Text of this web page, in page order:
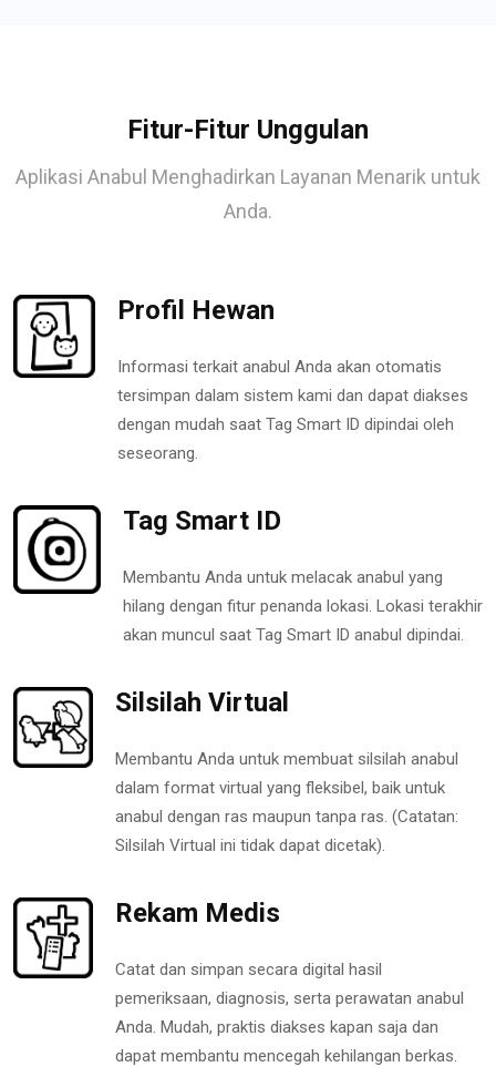
Fitur-Fitur Unggulan
Aplikasi Anabul Menghadirkan Layanan Menarik untuk
Anda.
Profil Hewan
Informasi terkait anabul Anda akan otomatis
tersimpan dalam sistem kami dan dapat diakses
dengan mudah saat Tag Smart ID dipindai oleh
seseorang.
Tag Smart ID
Membantu Anda untuk melacak anabul yang
hilang dengan fitur penanda lokasi. Lokasi terakhir
akan muncul saat Tag Smart ID anabul dipindai.
Silsilah Virtual
Membantu Anda untuk membuat silsilah anabul
dalam format virtual yang fleksibel, baik untuk
anabul dengan ras maupun tanpa ras. (Catatan:
Silsilah Virtual ini tidak dapat dicetak).
Rekam Medis
Catat dan simpan secara digital hasil
pemeriksaan, diagnosis, serta perawatan anabul
Anda. Mudah, praktis diakses kapan saja dan
dapat membantu mencegah kehilangan berkas.